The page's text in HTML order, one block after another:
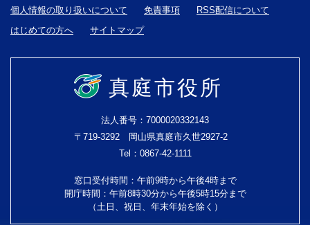
個人情報の取り扱いについて 免責事項
RSS配信について
はじめての方へ
サイトマップ
真庭市役所
法人番号：7000020332143
〒719-3292 岡山県真庭市久世2927-2
Tel：0867-42-1111
窓口受付時間：午前9時から午後4時まで
開庁時間：午前8時30分から午後5時15分まで
（土日、祝日、年末年始を除く）